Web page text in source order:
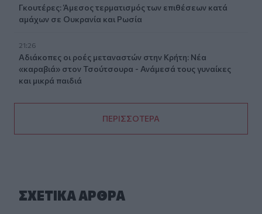
Γκουτέρες: Άμεσος τερματισμός των επιθέσεων κατά
αμάχων σε Ουκρανία και Ρωσία
21:26
Αδιάκοπες οι ροές μεταναστών στην Κρήτη: Νέα
«καραβιά» στον Τσούτσουρα - Ανάμεσά τους γυναίκες
και μικρά παιδιά
ΠΕΡΙΣΣΟΤΕΡΑ
ΣΧΕΤΙΚA AΡΘΡΑ